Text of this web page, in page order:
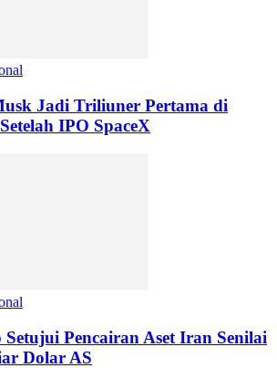
Jadi Triliuner Pertama di
IPO SpaceX
Pencairan Aset Iran Senilai
Dolar AS